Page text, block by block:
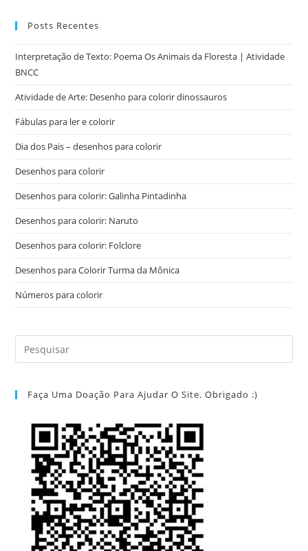
Posts Recentes
Interpretação de Texto: Poema Os Animais da Floresta | Atividade
BNCC
Atividade de Arte: Desenho para colorir dinossauros
Fábulas para ler e colorir
Dia dos Pais – desenhos para colorir
Desenhos para colorir
Desenhos para colorir: Galinha Pintadinha
Desenhos para colorir: Naruto
Desenhos para colorir: Folclore
Desenhos para Colorir Turma da Mônica
Números para colorir
Faça Uma Doação Para Ajudar O Site. Obrigado :)